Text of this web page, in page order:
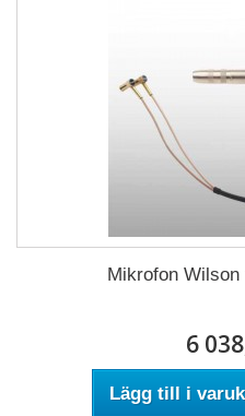
Mikrofon
6
Lägg till i